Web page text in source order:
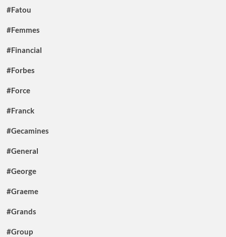
#Fatou
#Femmes
#Financial
#Forbes
#Force
#Franck
#Gecamines
#General
#George
#Graeme
#Grands
#Group